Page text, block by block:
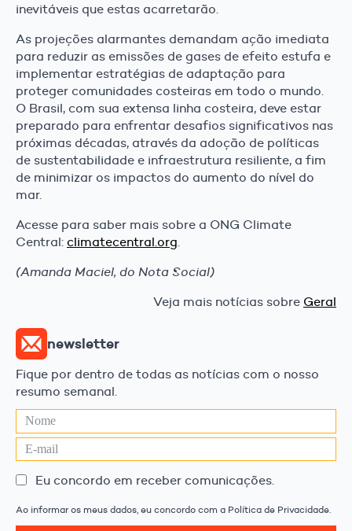
inevitáveis que estas acarretarão.
As projeções alarmantes demandam ação imediata
para reduzir as emissões de gases de efeito estufa e
implementar estratégias de adaptação para
proteger comunidades costeiras em todo o mundo.
O Brasil, com sua extensa linha costeira, deve estar
preparado para enfrentar desafios significativos nas
próximas décadas, através da adoção de políticas
de sustentabilidade e infraestrutura resiliente, a fim
de minimizar os impactos do aumento do nível do
mar.
Acesse para saber mais sobre a ONG Climate
Central: climatecentral.org
(Amanda Maciel, do Nota Social)
Veja mais notícias sobre Geral
newsletter
Fique por dentro de todas as notícias com o nosso
resumo semanal.
Eu concordo em receber comunicações.
Ao informar os meus dados, eu concordo com a Política de Privacidade.